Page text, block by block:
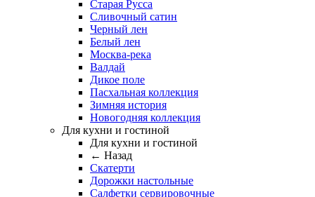
Старая Русса
Сливочный сатин
Черный лен
Белый лен
Москва-река
Валдай
Дикое поле
Пасхальная коллекция
Зимняя история
Новогодняя коллекция
Для кухни и гостиной
Для кухни и гостиной
← Назад
Скатерти
Дорожки настольные
Салфетки сервировочные